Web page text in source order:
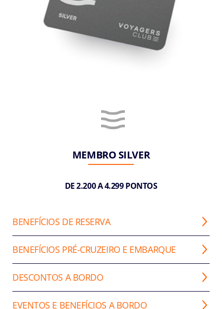
MEMBRO SILVER
DE 2.200 A 4.299 PONTOS
BENEFÍCIOS DE RESERVA
BENEFÍCIOS PRÉ-CRUZEIRO E EMBARQUE
DESCONTOS A BORDO
EVENTOS E BENEFÍCIOS A BORDO